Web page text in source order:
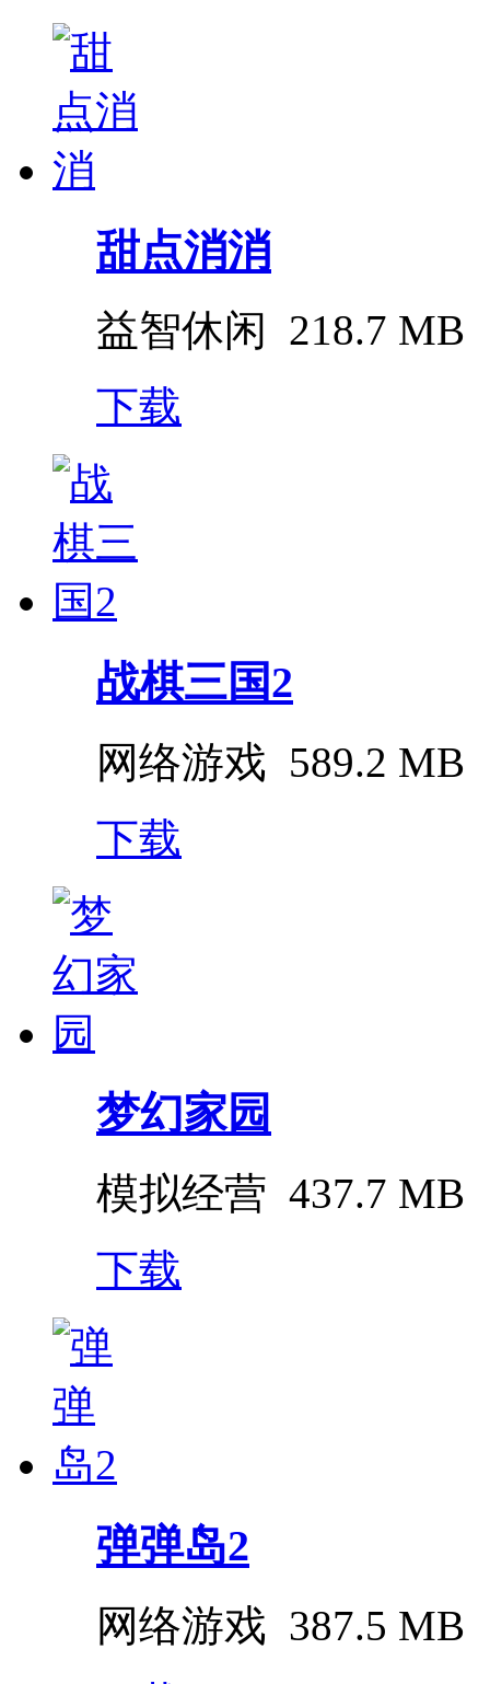
甜点消消
益智休闲 218.7 MB
下载
战棋三国2
网络游戏 589.2 MB
下载
梦幻家园
模拟经营 437.7 MB
下载
弹弹岛2
网络游戏 387.5 MB